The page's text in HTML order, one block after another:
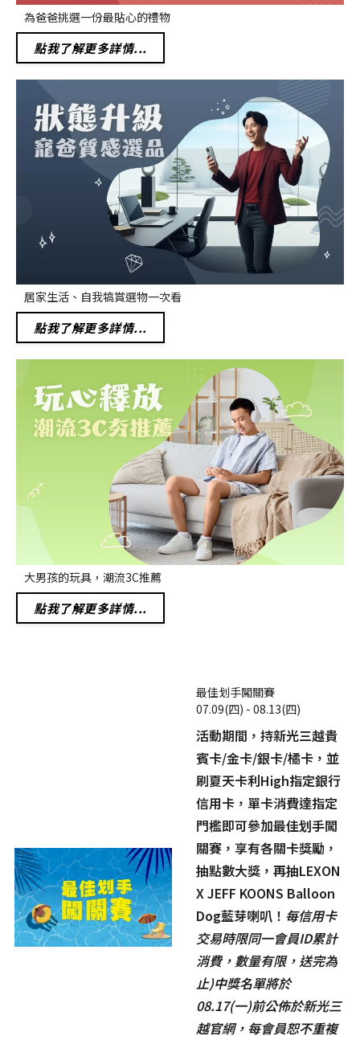
為爸爸挑選一份最貼心的禮物
點我了解更多詳情...
居家生活、自我犒賞選物一次看
點我了解更多詳情...
大男孩的玩具，潮流3C推薦
點我了解更多詳情...
最佳划手闖關賽
07.09(四) - 08.13(四)
活動期間，持新光三越貴
賓卡/金卡/銀卡/橘卡，並
刷夏天卡利High指定銀行
信用卡，單卡消費達指定
門檻即可參加最佳划手闖
關賽，享有各關卡獎勵，
抽點數大獎，再抽LEXON
X JEFF KOONS Balloon
Dog藍芽喇叭！ 每信用卡
交易時限同一會員ID累計
消費，數量有限，送完為
止)中獎名單將於
08.17(一)前公佈於新光三
越官網，每會員恕不重複